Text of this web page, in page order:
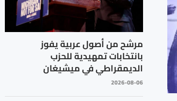
مرشح من أصول عربية يفوز
بانتخابات تمهيدية للحزب
الديمقراطي في ميشيغان
2026-08-06